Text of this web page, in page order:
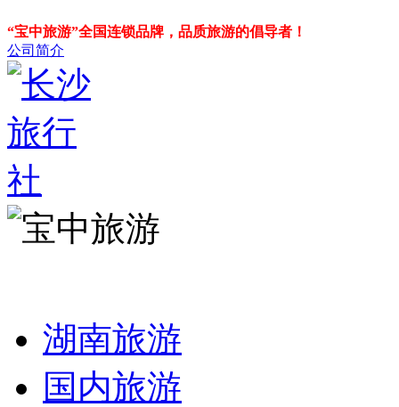
“宝中旅游”全国连锁品牌，品质旅游的倡导者！
公司简介
湖南旅游
国内旅游